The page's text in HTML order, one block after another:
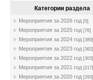
Категории раздела
Мероприятия за 2026 год [0]
Мероприятия за 2025 год [76]
Мероприятия за 2024 год [389]
Мероприятия за 2023 год [362]
Мероприятия за 2022 год [303]
Мероприятия за 2021 год [217]
Мероприятия за 2020 год [293]